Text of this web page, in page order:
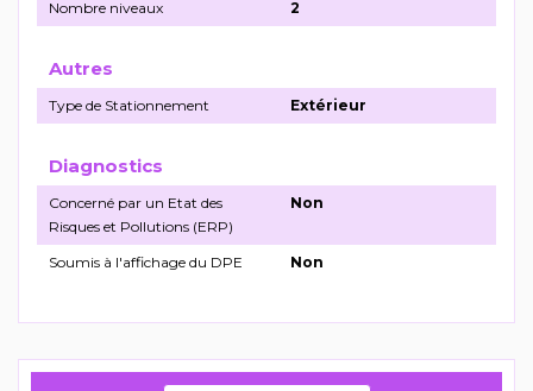
Nombre niveaux
2
Autres
Type de Stationnement Extérieur
Diagnostics
Concerné par un Etat des
Risques et Pollutions (ERP)
Non
Soumis à l'affichage du DPE Non